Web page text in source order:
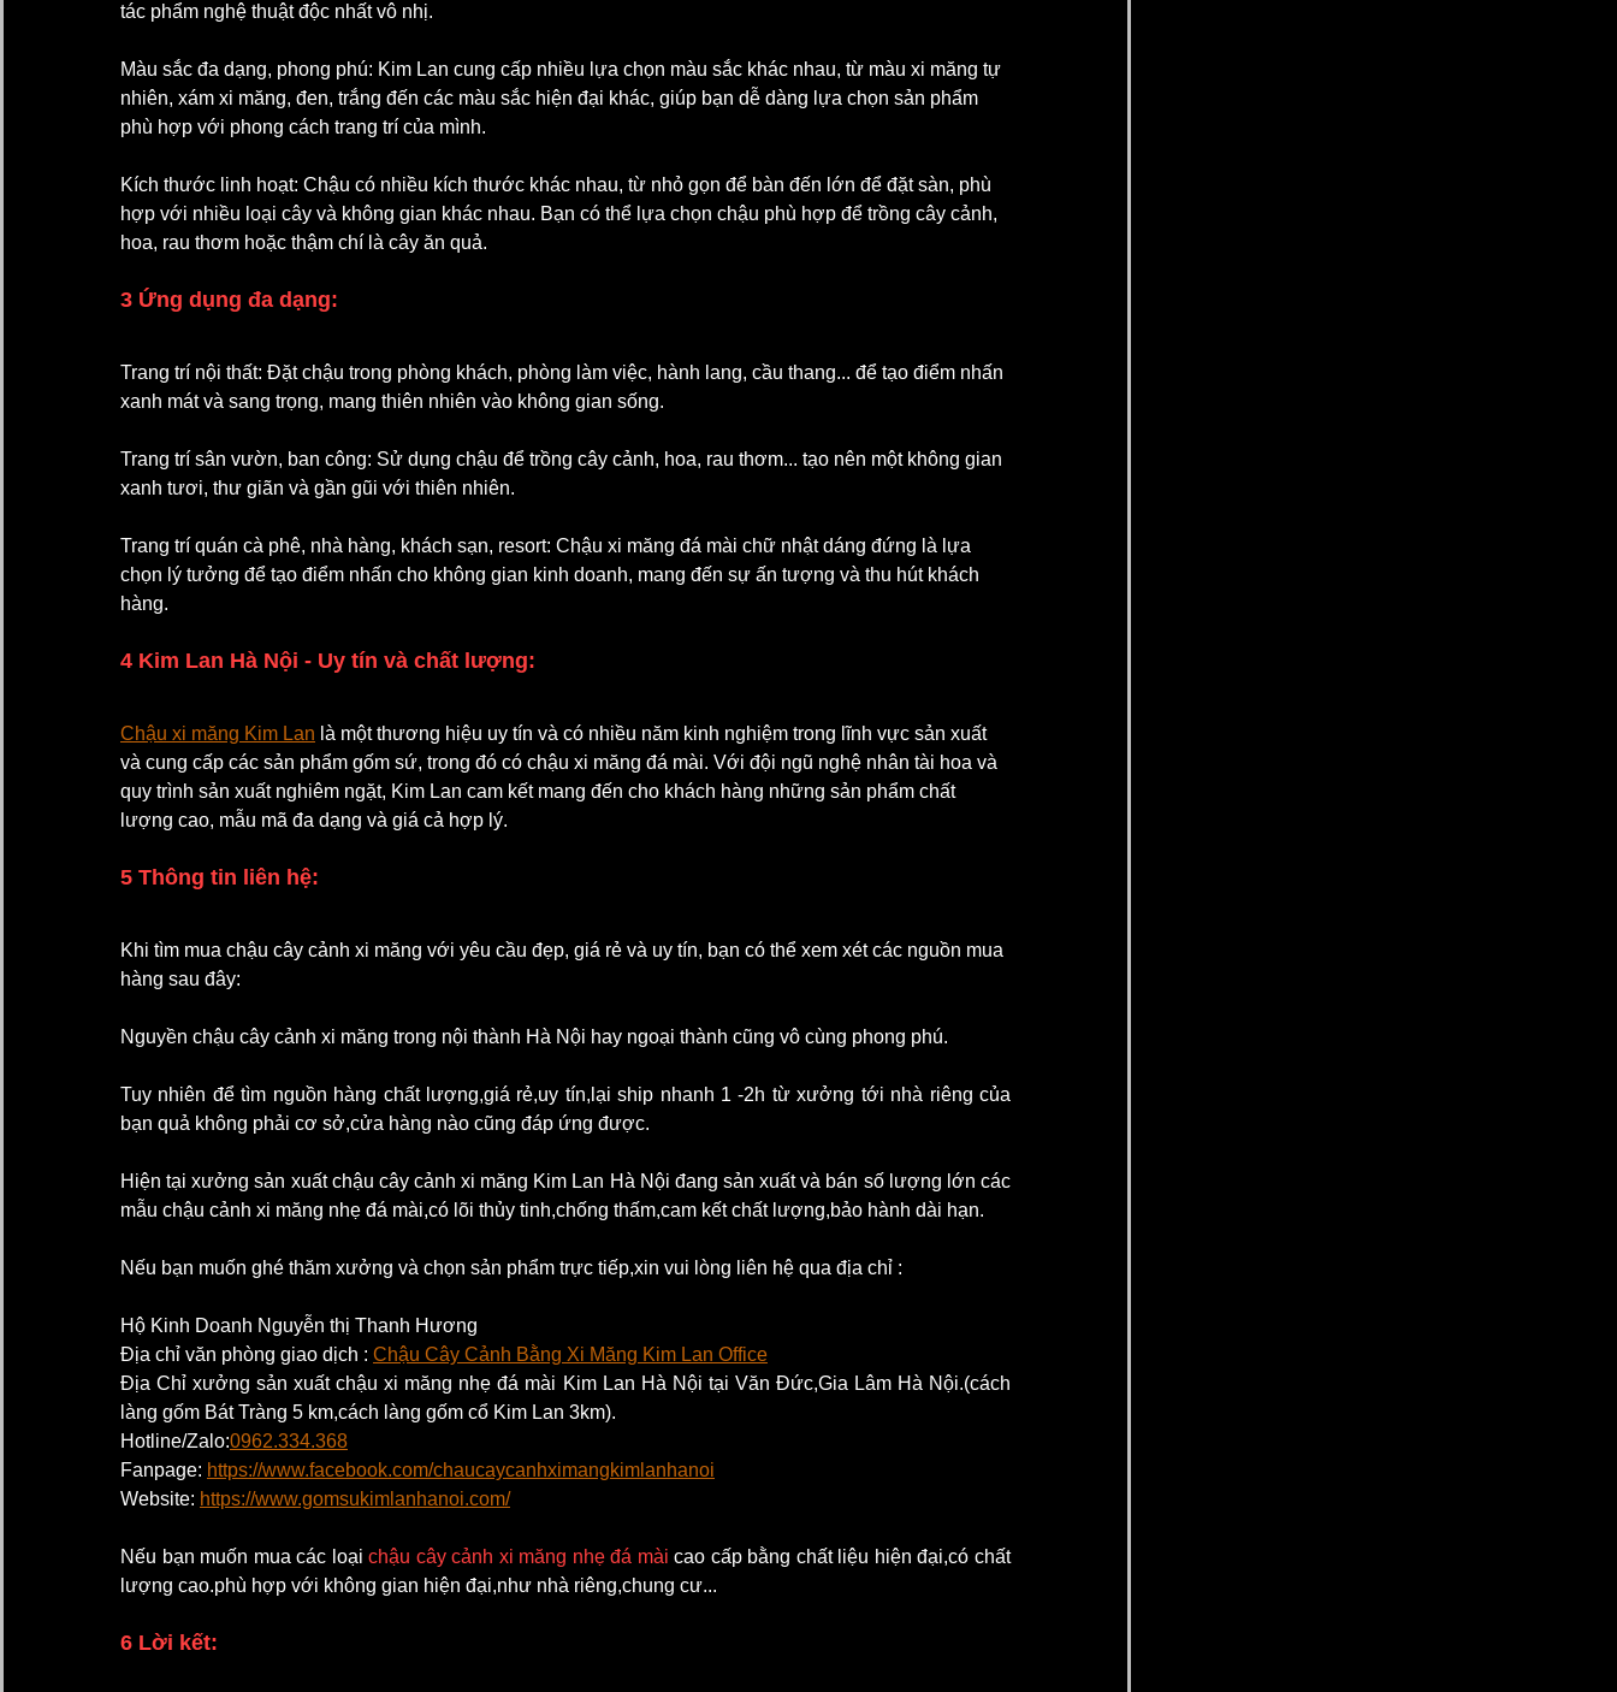
tác phẩm nghệ thuật độc nhất vô nhị.
Màu sắc đa dạng, phong phú: Kim Lan cung cấp nhiều lựa chọn màu sắc khác nhau, từ màu xi măng tự
nhiên, xám xi măng, đen, trắng đến các màu sắc hiện đại khác, giúp bạn dễ dàng lựa chọn sản phẩm
phù hợp với phong cách trang trí của mình.
Kích thước linh hoạt: Chậu có nhiều kích thước khác nhau, từ nhỏ gọn để bàn đến lớn để đặt sàn, phù
hợp với nhiều loại cây và không gian khác nhau. Bạn có thể lựa chọn chậu phù hợp để trồng cây cảnh,
hoa, rau thơm hoặc thậm chí là cây ăn quả.
3 Ứng dụng đa dạng:
Trang trí nội thất: Đặt chậu trong phòng khách, phòng làm việc, hành lang, cầu thang... để tạo điểm nhấn
xanh mát và sang trọng, mang thiên nhiên vào không gian sống.
Trang trí sân vườn, ban công: Sử dụng chậu để trồng cây cảnh, hoa, rau thơm... tạo nên một không gian
xanh tươi, thư giãn và gần gũi với thiên nhiên.
Trang trí quán cà phê, nhà hàng, khách sạn, resort: Chậu xi măng đá mài chữ nhật dáng đứng là lựa
chọn lý tưởng để tạo điểm nhấn cho không gian kinh doanh, mang đến sự ấn tượng và thu hút khách
hàng.
4 Kim Lan Hà Nội - Uy tín và chất lượng:
Chậu xi măng Kim Lan là một thương hiệu uy tín và có nhiều năm kinh nghiệm trong lĩnh vực sản xuất
và cung cấp các sản phẩm gốm sứ, trong đó có chậu xi măng đá mài. Với đội ngũ nghệ nhân tài hoa và
quy trình sản xuất nghiêm ngặt, Kim Lan cam kết mang đến cho khách hàng những sản phẩm chất
lượng cao, mẫu mã đa dạng và giá cả hợp lý.
5 Thông tin liên hệ:
Khi tìm mua chậu cây cảnh xi măng với yêu cầu đẹp, giá rẻ và uy tín, bạn có thể xem xét các nguồn mua
hàng sau đây:
Nguyền chậu cây cảnh xi măng trong nội thành Hà Nội hay ngoại thành cũng vô cùng phong phú.
Tuy nhiên để tìm nguồn hàng chất lượng,giá rẻ,uy tín,lại ship nhanh 1 -2h từ xưởng tới nhà riêng của
bạn quả không phải cơ sở,cửa hàng nào cũng đáp ứng được.
Hiện tại xưởng sản xuất chậu cây cảnh xi măng Kim Lan Hà Nội đang sản xuất và bán số lượng lớn các
mẫu chậu cảnh xi măng nhẹ đá mài,có lõi thủy tinh,chống thấm,cam kết chất lượng,bảo hành dài hạn.
Nếu bạn muốn ghé thăm xưởng và chọn sản phẩm trực tiếp,xin vui lòng liên hệ qua địa chỉ :
Hộ Kinh Doanh Nguyễn thị Thanh Hương
Địa chỉ văn phòng giao dịch : Chậu Cây Cảnh Bằng Xi Măng Kim Lan Office
Địa Chỉ xưởng sản xuất chậu xi măng nhẹ đá mài Kim Lan Hà Nội tại Văn Đức,Gia Lâm Hà Nội.(cách
làng gốm Bát Tràng 5 km,cách làng gốm cổ Kim Lan 3km).
Hotline/Zalo:0962.334.368
Fanpage: https://www.facebook.com/chaucaycanhximangkimlanhanoi
Website: https://www.gomsukimlanhanoi.com/
Nếu bạn muốn mua các loại chậu cây cảnh xi măng nhẹ đá mài cao cấp bằng chất liệu hiện đại,có chất
lượng cao.phù hợp với không gian hiện đại,như nhà riêng,chung cư...
6 Lời kết: